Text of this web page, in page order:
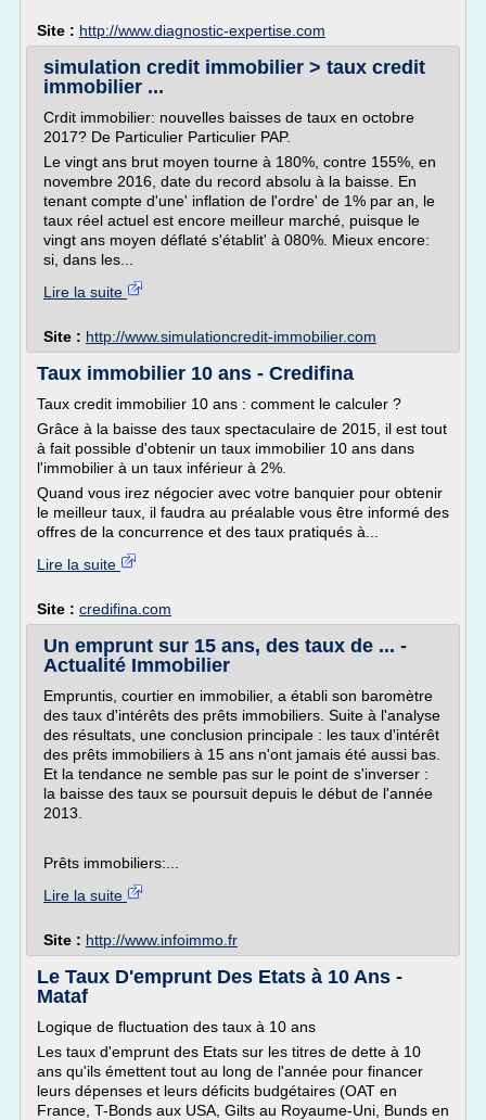
Site : http://www.diagnostic-expertise.com
simulation credit immobilier > taux credit
immobilier ...
Crdit immobilier: nouvelles baisses de taux en octobre
2017? De Particulier Particulier PAP.
Le vingt ans brut moyen tourne à 180%, contre 155%, en
novembre 2016, date du record absolu à la baisse. En
tenant compte d'une' inflation de l'ordre' de 1% par an, le
taux réel actuel est encore meilleur marché, puisque le
vingt ans moyen déflaté s'établit' à 080%. Mieux encore:
si, dans les...
Lire la suite
Site : http://www.simulationcredit-immobilier.com
Taux immobilier 10 ans - Credifina
Taux credit immobilier 10 ans : comment le calculer ?
Grâce à la baisse des taux spectaculaire de 2015, il est tout
à fait possible d'obtenir un taux immobilier 10 ans dans
l'immobilier à un taux inférieur à 2%.
Quand vous irez négocier avec votre banquier pour obtenir
le meilleur taux, il faudra au préalable vous être informé des
offres de la concurrence et des taux pratiqués à...
Lire la suite
Site : credifina.com
Un emprunt sur 15 ans, des taux de ... -
Actualité Immobilier
Empruntis, courtier en immobilier, a établi son baromètre
des taux d'intérêts des prêts immobiliers. Suite à l'analyse
des résultats, une conclusion principale : les taux d'intérêt
des prêts immobiliers à 15 ans n'ont jamais été aussi bas.
Et la tendance ne semble pas sur le point de s'inverser :
la baisse des taux se poursuit depuis le début de l'année
2013.
Prêts immobiliers:...
Lire la suite
Site : http://www.infoimmo.fr
Le Taux D'emprunt Des Etats à 10 Ans -
Mataf
Logique de fluctuation des taux à 10 ans
Les taux d'emprunt des Etats sur les titres de dette à 10
ans qu'ils émettent tout au long de l'année pour financer
leurs dépenses et leurs déficits budgétaires (OAT en
France, T-Bonds aux USA, Gilts au Royaume-Uni, Bunds en